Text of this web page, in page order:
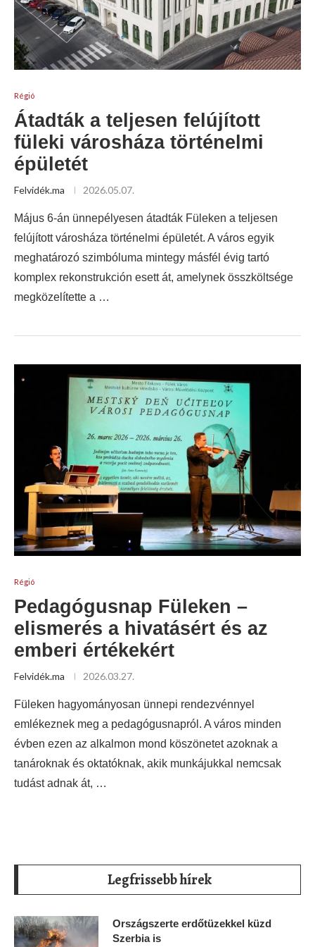
Régió
Átadták a teljesen felújított
füleki városháza történelmi
épületét
Felvidék.ma 2026.05.07.
Május 6-án ünnepélyesen átadták Füleken a teljesen
felújított városháza történelmi épületét. A város egyik
meghatározó szimbóluma mintegy másfél évig tartó
komplex rekonstrukción esett át, amelynek összköltsége
megközelítette a …
Régió
Pedagógusnap Füleken –
elismerés a hivatásért és az
emberi értékekért
Felvidék.ma 2026.03.27.
Füleken hagyományosan ünnepi rendezvénnyel
emlékeznek meg a pedagógusnapról. A város minden
évben ezen az alkalmon mond köszönetet azoknak a
tanároknak és oktatóknak, akik munkájukkal nemcsak
tudást adnak át, …
Legfrissebb hírek
Országszerte erdőtüzekkel küzd
Szerbia is